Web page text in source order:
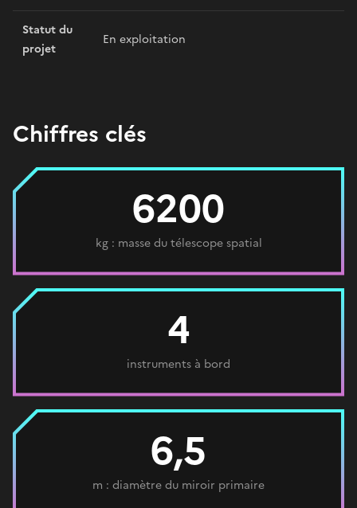
Statut du
projet
En exploitation
Chiffres clés
6200
kg : masse du télescope spatial
4
instruments à bord
6,5
m : diamètre du miroir primaire